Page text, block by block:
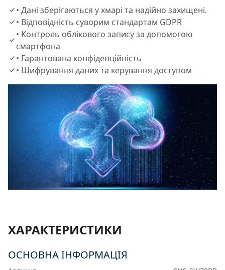
• Дані зберігаються у хмарі та надійно захищені.
• Відповідність суворим стандартам GDPR
• Контроль облікового запису за допомогою
смартфона
• Гарантована конфіденційність
• Шифрування даних та керування доступом
ХАРАКТЕРИСТИКИ
ОСНОВНА ІНФОРМАЦІЯ